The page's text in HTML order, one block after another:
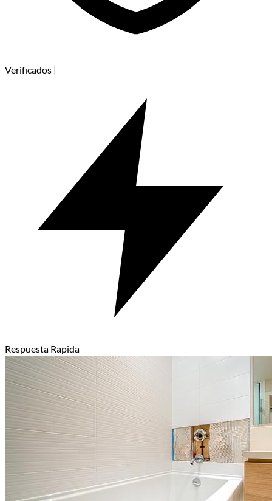
Verificados |
Respuesta Rapida